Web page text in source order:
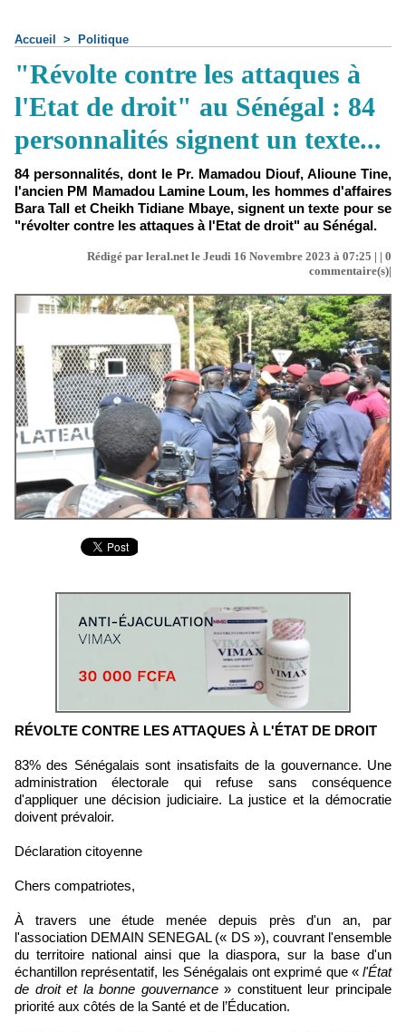
Accueil > Politique
"Révolte contre les attaques à
l'Etat de droit" au Sénégal : 84
personnalités signent un texte...
84 personnalités, dont le Pr. Mamadou Diouf, Alioune Tine,
l'ancien PM Mamadou Lamine Loum, les hommes d'affaires
Bara Tall et Cheikh Tidiane Mbaye, signent un texte pour se
"révolter contre les attaques à l'Etat de droit" au Sénégal.
Rédigé par leral.net le Jeudi 16 Novembre 2023 à 07:25 | | 0
commentaire(s)|
RÉVOLTE CONTRE LES ATTAQUES À L'ÉTAT DE DROIT
83% des Sénégalais sont insatisfaits de la gouvernance. Une
administration électorale qui refuse sans conséquence
d'appliquer une décision judiciaire. La justice et la démocratie
doivent prévaloir.
Déclaration citoyenne
Chers compatriotes,
À travers une étude menée depuis près d'un an, par
l'association DEMAIN SENEGAL (« DS »), couvrant l'ensemble
du territoire national ainsi que la diaspora, sur la base d'un
échantillon représentatif, les Sénégalais ont exprimé que « l'État
de droit et la bonne gouvernance» constituent leur principale
priorité aux côtés de la Santé et de l’Éducation.